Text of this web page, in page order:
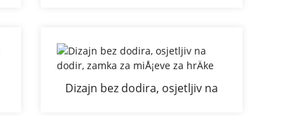
Dizajn bez dodira, osjetljiv na